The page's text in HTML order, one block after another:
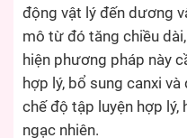
động vật lý đến dương
mô từ đó tăng chiều
hiện phương pháp này
hợp lý, bổ sung canxi
chế độ tập luyện hợp lý,
ngạc nhiên.